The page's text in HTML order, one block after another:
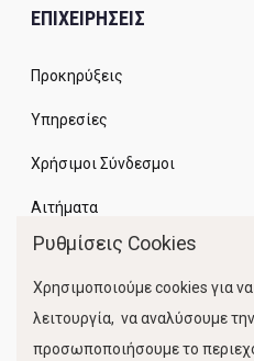
ΕΠΙΧΕΙΡΗΣΕΙΣ
Προκηρύξεις
Υπηρεσίες
Χρήσιμοι Σύνδεσμοι
Αιτήματα
Ρυθμίσεις Cookies
Χρησιμοποιούμε cookies για
λειτουργία, να αναλύσουμε
προσωποποιήσουμε το